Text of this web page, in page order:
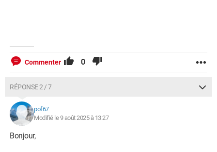
Commenter 0
RÉPONSE 2 / 7
pof67
Modifié le 9 août 2025 à 13:27
Bonjour,